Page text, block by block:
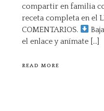
compartir en familia
receta completa en el
COMENTARIOS.
el enlace y anímate […]
READ MORE